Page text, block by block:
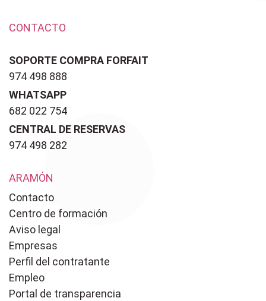
CONTACTO
SOPORTE COMPRA FORFAIT
974 498 888
WHATSAPP
682 022 754
CENTRAL DE RESERVAS
974 498 282
ARAMÓN
Contacto
Centro de formación
Aviso legal
Empresas
Perfil del contratante
Empleo
Portal de transparencia